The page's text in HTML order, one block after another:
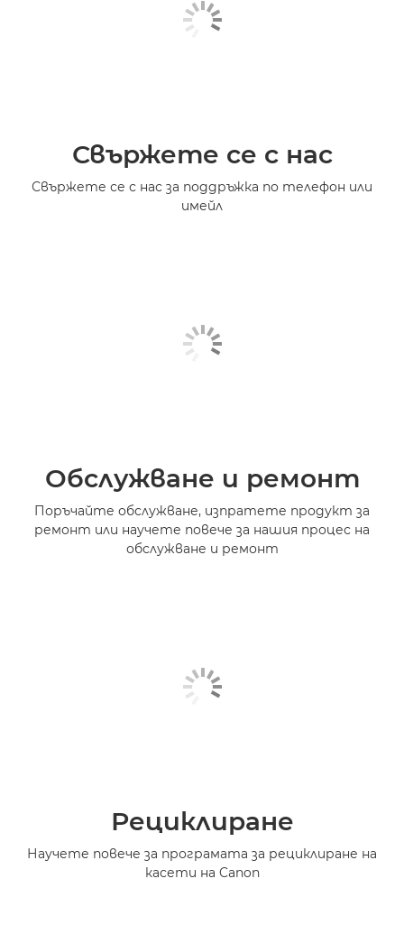
Свържете се с нас
Свържете се с нас за поддръжка по телефон или
имейл
Обслужване и ремонт
Поръчайте обслужване, изпратете продукт за
ремонт или научете повече за нашия процес на
обслужване и ремонт
Рециклиране
Научете повече за програмата за рециклиране на
касети на Canon